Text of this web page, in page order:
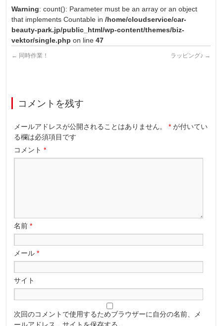
Warning: count(): Parameter must be an array or an object
that implements Countable in/home/cloudservice/car-
beauty-park.jp/public_html/wp-content/themes/biz-
vektor/single.php on line47
← 同時作業！ ラッピング♪ →
コメントを残す
メールアドレスが公開されることはありません。 * が付いてい
る欄は必須項目です
コメント*
名前*
メール*
サイト
次回のコメントで使用するためブラウザーに自分の名前、メ
ールアドレス、サイトを保存する。